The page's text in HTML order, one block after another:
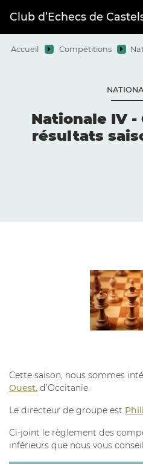
Club d’Echecs de
Accueil Compétitions
Nationale IV -
résultats
Cette saison, nous sommes
Ouest. d’Occitanie.
Le directeur de groupe est
Ci-joint le règlement des
inférieurs que nous vous